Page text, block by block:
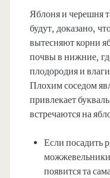
Яблоня и черешня
будут, доказано,
вытесняют корни
почвы в нижние,
плодородия и
Плохим соседом
привлекает
встречаются на
Если посадить
можжевельники
появится та